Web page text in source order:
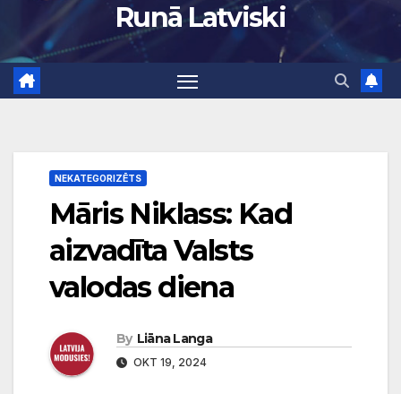
Runā Latviski
NEKATEGORIZĒTS
Māris Niklass: Kad
aizvadīta Valsts
valodas diena
By Liāna Langa
OKT 19, 2024